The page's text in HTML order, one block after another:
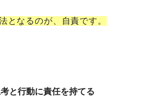
となるのが、自責です。
と行動に責任を持てる